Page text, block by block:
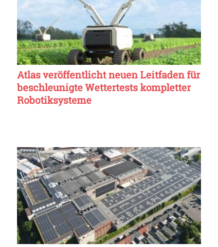
Atlas veröffentlicht neuen Leitfaden für
beschleunigte Wettertests kompletter
Robotiksysteme